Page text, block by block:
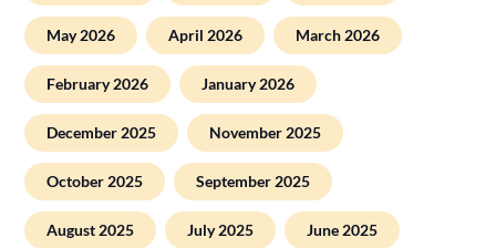
May 2026 April 2026 March 2026
February 2026 January 2026
December 2025 November 2025
October 2025 September 2025
August 2025 July 2025 June 2025